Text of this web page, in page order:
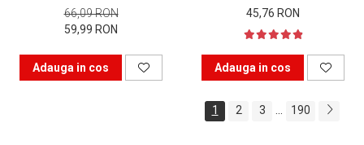
66,09 RON
59,99 RON
Adauga in cos
45,76 RON
Adauga in cos
1 2 3 190